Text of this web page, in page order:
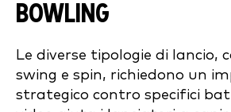
BOWLING
Le diverse tipologie di lancio,
swing e spin, richiedono un
strategico contro specifici